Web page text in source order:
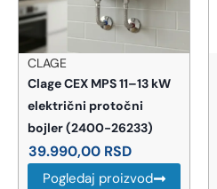
CLAGE
Clage CEX MPS 11–13 kW
električni protočni
bojler (2400-26233)
39.990,00 RSD
Pogledaj proizvod